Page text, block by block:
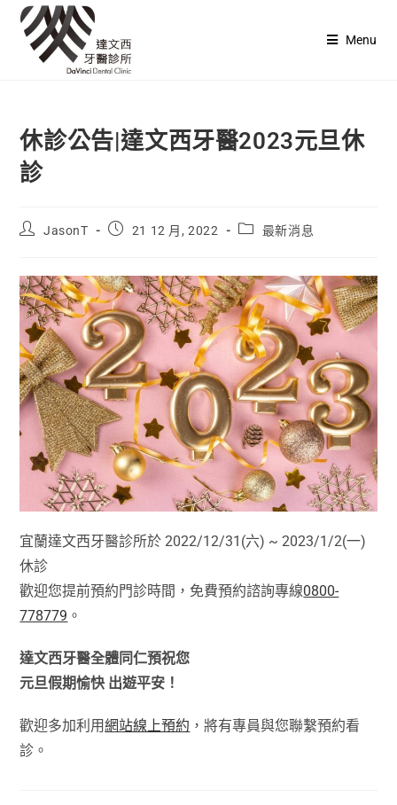
Menu
休診公告|達文西牙醫2023元旦休
診
JasonT 21 12 月, 2022 最新消息
宜蘭達文西牙醫診所於 2022/12/31(六) ~ 2023/1/2(一)
休診
歡迎您提前預約門診時間，免費預約諮詢專線0800-
778779 。
達文西牙醫全體同仁預祝您
元旦假期愉快 出遊平安！
歡迎多加利用網站線上預約 ，將有專員與您聯繫預約看
診。